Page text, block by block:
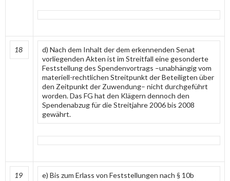
18
d) Nach dem Inhalt der dem erkennenden Senat
vorliegenden Akten ist im Streitfall eine gesonderte
Feststellung des Spendenvortrags –unabhängig vom
materiell-rechtlichen Streitpunkt der Beteiligten über
den Zeitpunkt der Zuwendung– nicht durchgeführt
worden. Das FG hat den Klägern dennoch den
Spendenabzug für die Streitjahre 2006 bis 2008
gewährt.
19
e) Bis zum Erlass von Feststellungen nach § 10b